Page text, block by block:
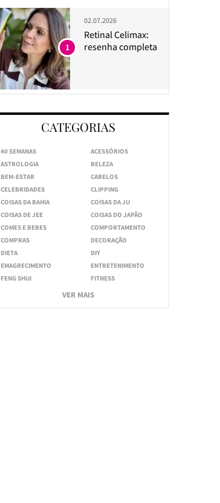
02.07.2026
Retinal Celimax:
resenha completa
1
CATEGORIAS
40 SEMANAS
ACESSÓRIOS
ASTROLOGIA
BELEZA
BEM-ESTAR
CABELOS
CELEBRIDADES
CLIPPING
COISAS DA BAHIA
COISAS DA JU
COISAS DE JEE
COISAS DO JAPÃO
COMES E BEBES
COMPORTAMENTO
COMPRAS
DECORAÇÃO
DIETA
DIY
EMAGRECIMENTO
ENTRETENIMENTO
FENG SHUI
FITNESS
VER MAIS